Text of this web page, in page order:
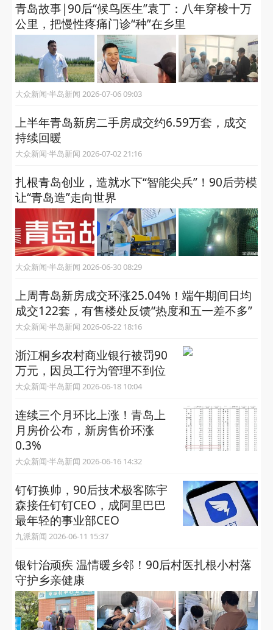
青岛故事|90后“候鸟医生”袁丁：八年穿梭十万
公里，把慢性疼痛门诊“种”在乡里
大众新闻·半岛新闻 2026-07-06 09:03
上半年青岛新房二手房成交约6.59万套，成交
持续回暖
大众新闻·半岛新闻 2026-07-02 21:16
扎根青岛创业，造就水下“智能尖兵”！90后劳模
让“青岛造”走向世界
大众新闻·半岛新闻 2026-06-30 08:29
上周青岛新房成交环涨25.04%！端午期间日均
成交122套，有售楼处反馈“热度和五一差不多”
大众新闻·半岛新闻 2026-06-22 18:16
浙江桐乡农村商业银行被罚90
万元，因员工行为管理不到位
大众新闻·半岛新闻 2026-06-18 10:04
连续三个月环比上涨！青岛上
月房价公布，新房售价环涨
0.3%
大众新闻·半岛新闻 2026-06-16 14:32
钉钉换帅，90后技术极客陈宇
森接任钉钉CEO，成阿里巴巴
最年轻的事业部CEO
九派新闻 2026-06-11 15:37
银针治顽疾 温情暖乡邻！90后村医扎根小村落
守护乡亲健康